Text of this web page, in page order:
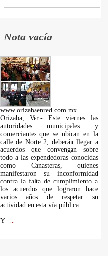
Nota vacía
www.orizabaenred.com.mx
Orizaba, Ver.- Este viernes las
autoridades municipales y
comerciantes que se ubican en la
calle de Norte 2, deberán llegar a
acuerdos que convengan sobre
todo a las expendedoras conocidas
como Canasteras, quienes
manifestaron su inconformidad
contra la falta de cumplimiento a
los acuerdos que lograron hace
varios años de respetar su
actividad en esta vía pública.
Y